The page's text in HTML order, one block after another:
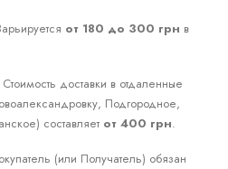
от 180 до 300 грн в
Стоимость доставки в отдаленные
Подгородное,
составляет от 400 грн.
(или Получатель) обязан